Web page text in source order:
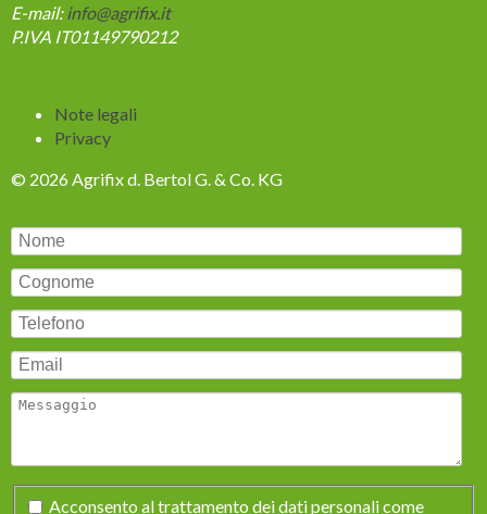
E-mail:info@agrifix.it
P.IVA IT01149790212
navigazione
Note legali
Privacy
© 2026 Agrifix d. Bertol G. & Co. KG
Campo
Acconsento al trattamento dei dati personali come